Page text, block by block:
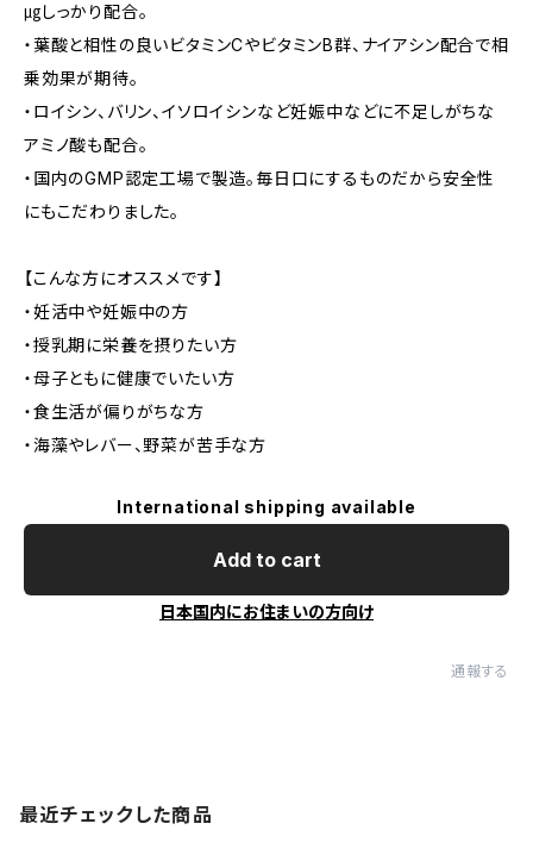
㎍しっかり配合。
・葉酸と相性の良いビタミンCやビタミンB群、ナイアシン配合で相
乗効果が期待。
・ロイシン、バリン、イソロイシンなど妊娠中などに不足しがちな
アミノ酸も配合。
・国内のGMP認定工場で製造。毎日口にするものだから安全性
にもこだわりました。
【こんな方にオススメです】
・妊活中や妊娠中の方
・授乳期に栄養を摂りたい方
・母子ともに健康でいたい方
・食生活が偏りがちな方
・海藻やレバー、野菜が苦手な方
International shipping available
Add to cart
日本国内にお住まいの方向け
通報する
最近チェックした商品